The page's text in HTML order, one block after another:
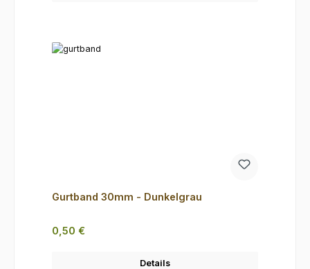
Gurtband 30mm - Dunkelgrau
Regulärer Preis:
0,50 €
Details